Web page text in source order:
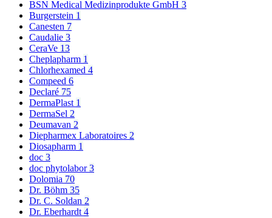
BSN Medical Medizinprodukte GmbH 3
Burgerstein 1
Canesten 7
Caudalie 3
CeraVe 13
Cheplapharm 1
Chlorhexamed 4
Compeed 6
Declaré 75
DermaPlast 1
DermaSel 2
Deumavan 2
Diepharmex Laboratoires 2
Diosapharm 1
doc 3
doc phytolabor3
Dolomia 70
Dr. Böhm 35
Dr. C. Soldan 2
Dr. Eberhardt 4